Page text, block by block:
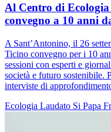
Al Centro di
convegno a 10 anni
A Sant’Antonino, il 26
Ticino convegno per i 10
sessioni con esperti e
società e futuro sostenibile.
interviste di
Ecologia Laudato Si Papa